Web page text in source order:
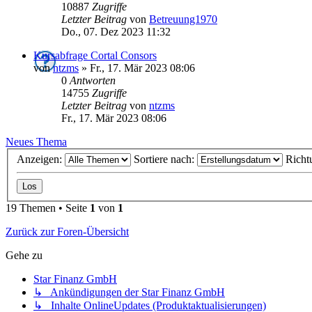
10887 Zugriffe
Letzter Beitrag von Betreuung1970
Do., 07. Dez 2023 11:32
Kursabfrage Cortal Consors
vonntzms » Fr., 17. Mär 2023 08:06
0 Antworten
14755 Zugriffe
Letzter Beitrag von ntzms
Fr., 17. Mär 2023 08:06
Neues Thema
Anzeigen:
Sortiere nach:
19 Themen • Seite 1 von 1
Zurück zur Foren-Übersicht
Gehe zu
Star Finanz GmbH
↳ Ankündigungen der Star Finanz GmbH
↳ Inhalte OnlineUpdates (Produktaktualisierungen)